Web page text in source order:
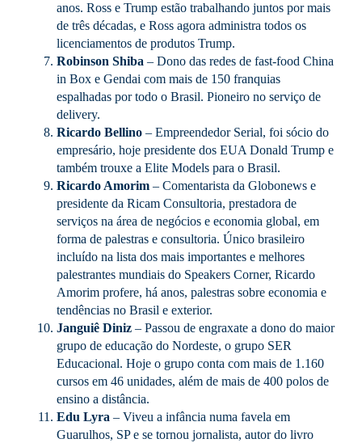
anos. Ross e Trump estão trabalhando juntos por mais
de três décadas, e Ross agora administra todos os
licenciamentos de produtos Trump.
Robinson Shiba – Dono das redes de fast-food China
in Box e Gendai com mais de 150 franquias
espalhadas por todo o Brasil. Pioneiro no serviço de
delivery.
Ricardo Bellino – Empreendedor Serial, foi sócio do
empresário, hoje presidente dos EUA Donald Trump e
também trouxe a Elite Models para o Brasil.
Ricardo Amorim – Comentarista da Globonews e
presidente da Ricam Consultoria, prestadora de
serviços na área de negócios e economia global, em
forma de palestras e consultoria. Único brasileiro
incluído na lista dos mais importantes e melhores
palestrantes mundiais do Speakers Corner, Ricardo
Amorim profere, há anos, palestras sobre economia e
tendências no Brasil e exterior.
Janguiê Diniz – Passou de engraxate a dono do maior
grupo de educação do Nordeste, o grupo SER
Educacional. Hoje o grupo conta com mais de 1.160
cursos em 46 unidades, além de mais de 400 polos de
ensino a distância.
Edu Lyra – Viveu a infância numa favela em
Guarulhos, SP e se tornou jornalista, autor do livro